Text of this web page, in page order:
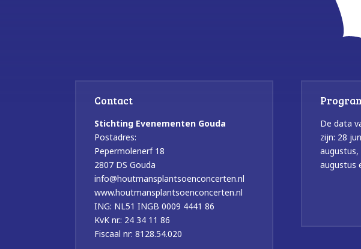
Contact
Stichting Evenementen Gouda
Postadres:
Pepermolenerf 18
2807 DS Gouda
info@houtmansplantsoenconcerten.nl
www.houtmansplantsoenconcerten.nl
ING: NL51 INGB 0009 4441 86
KvK nr.: 24 34 11 86
Fiscaal nr: 8128.54.020
De data
zijn: 28
augustus,
augustus